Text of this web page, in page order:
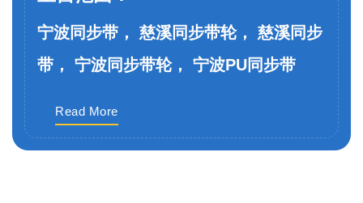
宁波同步带， 慈溪同步带轮， 慈溪同步
带， 宁波同步带轮， 宁波PU同步带
Read More